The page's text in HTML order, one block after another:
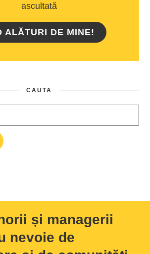
ascultată
ALĂTURI DE MINE!
CAUTA
și managerii
nevoie de